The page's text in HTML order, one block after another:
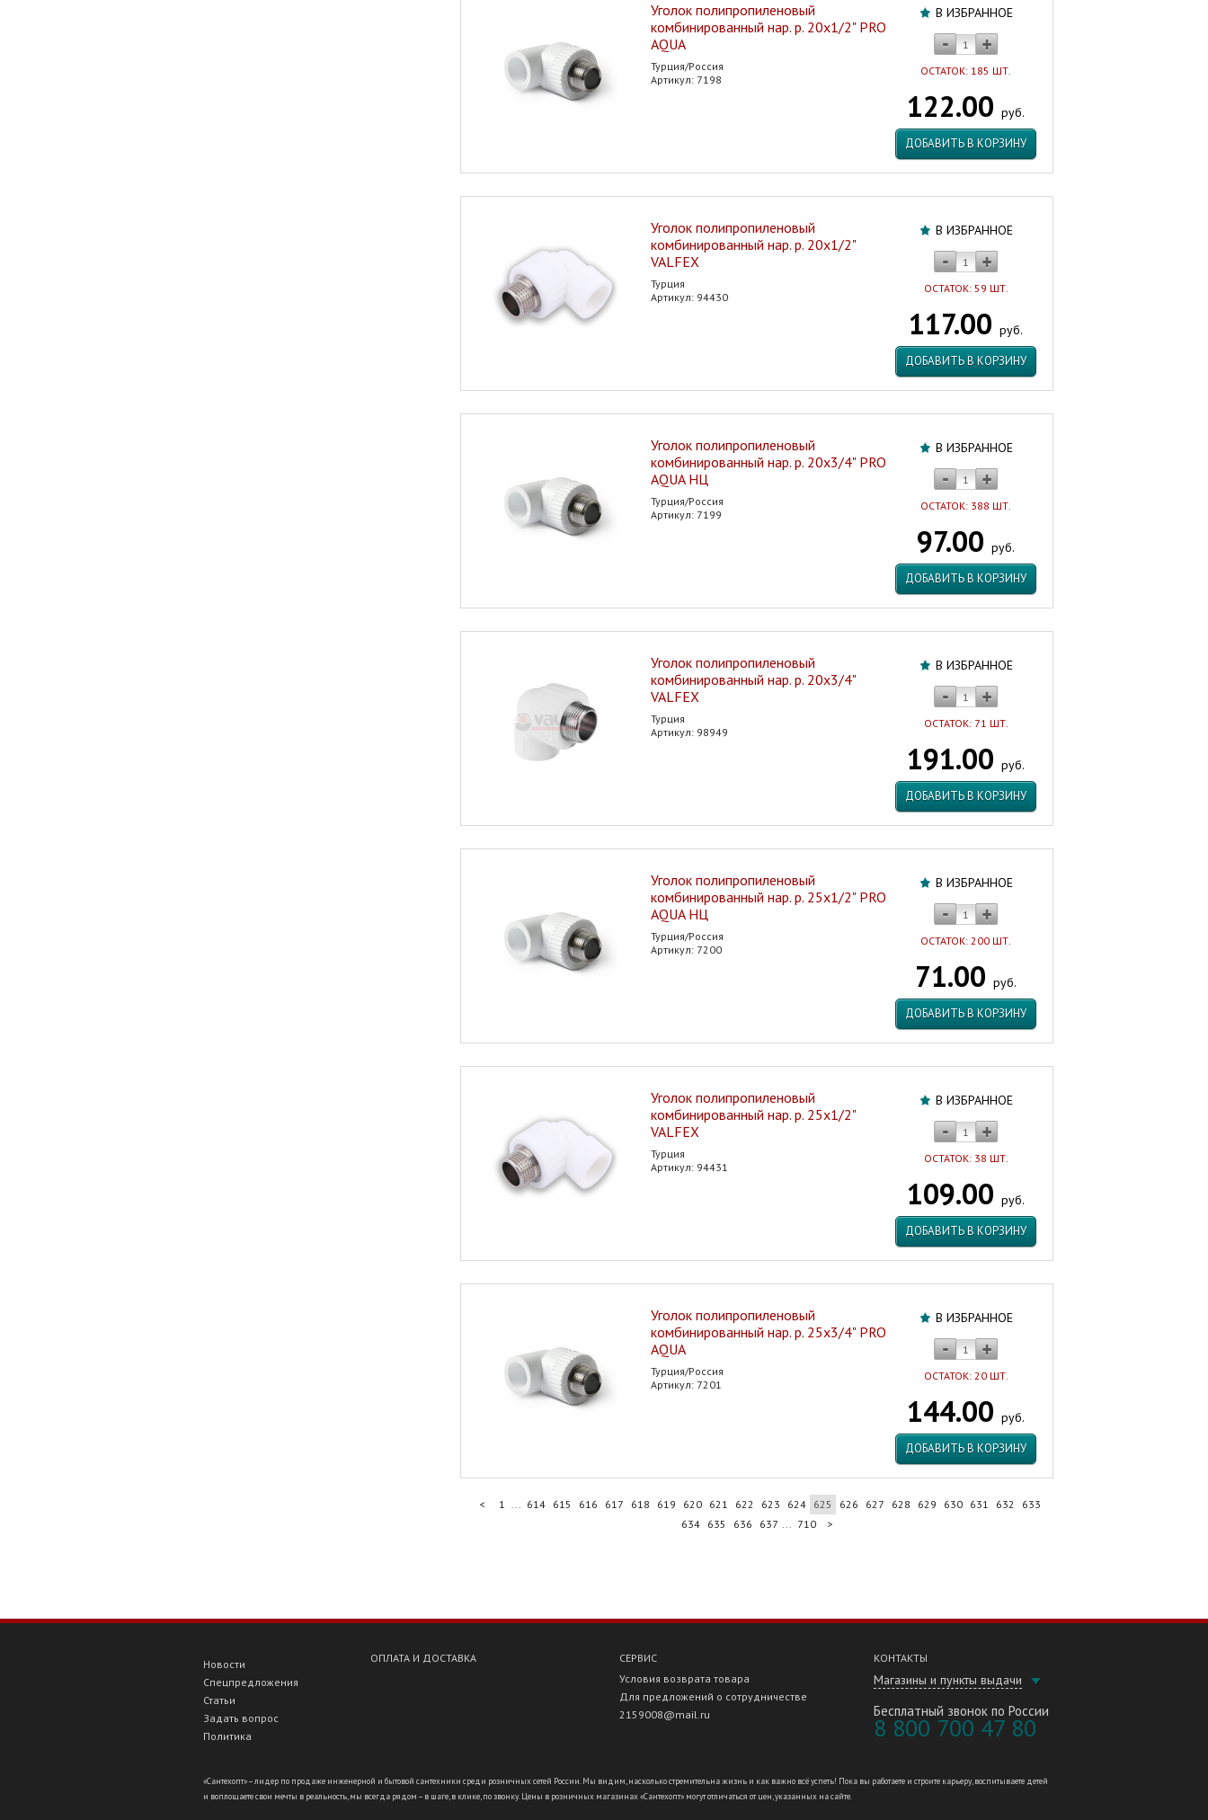
В ИЗБРАННОЕ
ОСТАТОК: 185 ШТ.
122.00 руб.
ДОБАВИТЬ В КОРЗИНУ
Уголок полипропиленовый
комбинированный нар. р. 20х1/2" PRO
AQUA
Турция/Россия
Артикул: 7198
В ИЗБРАННОЕ
ОСТАТОК: 59 ШТ.
117.00 руб.
ДОБАВИТЬ В КОРЗИНУ
Уголок полипропиленовый
комбинированный нар. р. 20х1/2"
VALFEX
Турция
Артикул: 94430
В ИЗБРАННОЕ
ОСТАТОК: 388 ШТ.
97.00 руб.
ДОБАВИТЬ В КОРЗИНУ
Уголок полипропиленовый
комбинированный нар. р. 20х3/4" PRO
AQUA НЦ
Турция/Россия
Артикул: 7199
В ИЗБРАННОЕ
ОСТАТОК: 71 ШТ.
191.00 руб.
ДОБАВИТЬ В КОРЗИНУ
Уголок полипропиленовый
комбинированный нар. р. 20х3/4"
VALFEX
Турция
Артикул: 98949
В ИЗБРАННОЕ
ОСТАТОК: 200 ШТ.
71.00 руб.
ДОБАВИТЬ В КОРЗИНУ
Уголок полипропиленовый
комбинированный нар. р. 25х1/2" PRO
AQUA НЦ
Турция/Россия
Артикул: 7200
В ИЗБРАННОЕ
ОСТАТОК: 38 ШТ.
109.00 руб.
ДОБАВИТЬ В КОРЗИНУ
Уголок полипропиленовый
комбинированный нар. р. 25х1/2"
VALFEX
Турция
Артикул: 94431
В ИЗБРАННОЕ
ОСТАТОК: 20 ШТ.
144.00 руб.
ДОБАВИТЬ В КОРЗИНУ
Уголок полипропиленовый
комбинированный нар. р. 25х3/4" PRO
AQUA
Турция/Россия
Артикул: 7201
< 1 ... 614 615 616 617 618 619 620 621 622 623 624 625 626 627 628 629 630 631 632
633
634
635 636 637 ... 710 >
КОНТАКТЫ
Магазины и пункты выдачи
Бесплатный звонок по России
8 800 700 47 80
Новости
Спецпредложения
Статьи
Задать вопрос
Политика
ОПЛАТА И ДОСТАВКА
СЕРВИС
Условия возврата товара
Для предложений о сотрудничестве
2159008@mail.ru
«Сантехопт» – лидер по продаже инженерной и бытовой сантехники среди розничных сетей России. Мы видим, насколько стремительна жизнь и как важно всё успеть! Пока вы работаете и строите карьеру, воспитываете детей
и воплощаете свои мечты в реальность, мы всегда рядом – в шаге, в клике, по звонку. Цены в розничных магазинах «Сантехопт» могут отличаться от цен, указанных на сайте.